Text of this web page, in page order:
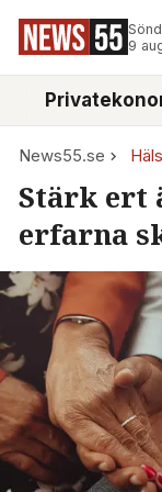
9
News55.se
Stärk ert
erfarna